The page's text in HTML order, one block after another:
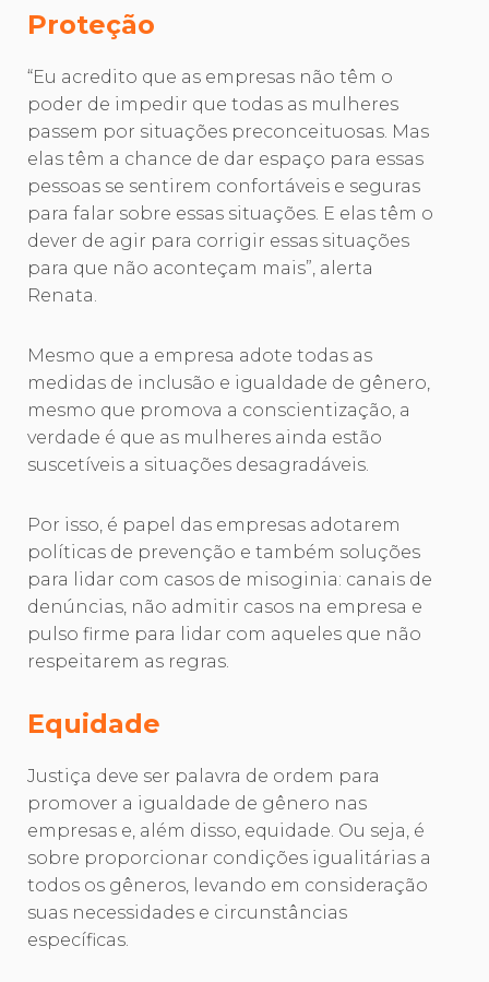
Proteção
“Eu acredito que as empresas não têm o
poder de impedir que todas as mulheres
passem por situações preconceituosas. Mas
elas têm a chance de dar espaço para essas
pessoas se sentirem confortáveis e seguras
para falar sobre essas situações. E elas têm o
dever de agir para corrigir essas situações
para que não aconteçam mais”, alerta
Renata.
Mesmo que a empresa adote todas as
medidas de inclusão e igualdade de gênero,
mesmo que promova a conscientização, a
verdade é que as mulheres ainda estão
suscetíveis a situações desagradáveis.
Por isso, é papel das empresas adotarem
políticas de prevenção e também soluções
para lidar com casos de misoginia: canais de
denúncias, não admitir casos na empresa e
pulso firme para lidar com aqueles que não
respeitarem as regras.
Equidade
Justiça deve ser palavra de ordem para
promover a igualdade de gênero nas
empresas e, além disso, equidade. Ou seja, é
sobre proporcionar condições igualitárias a
todos os gêneros, levando em consideração
suas necessidades e circunstâncias
específicas.